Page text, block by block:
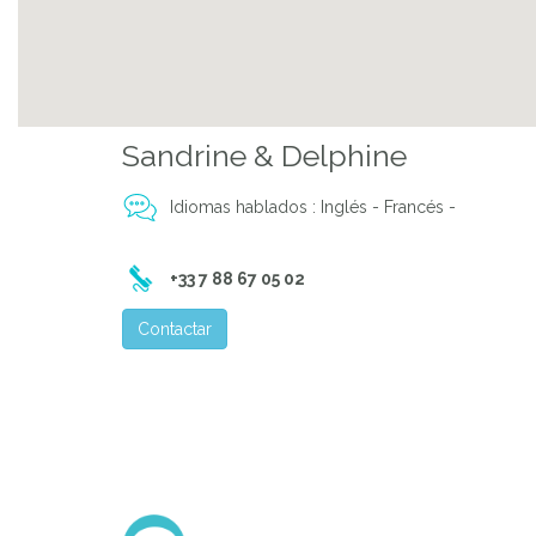
Sandrine & Delphine
Idiomas hablados : Inglés - Francés -
+33 7 88 67 05 02
Contactar